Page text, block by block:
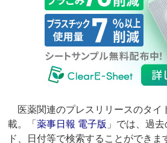
医薬関連のプレスリリースのタイ
載。「薬事日報 電子版 」では、過
ド、日付等で検索することができ